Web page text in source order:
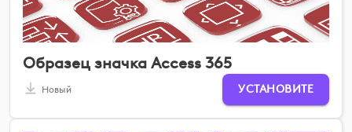
Образец значка Access 365
Новый УСТАНОВИТЕ